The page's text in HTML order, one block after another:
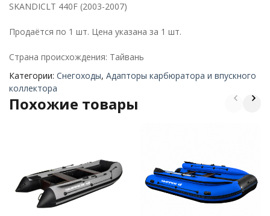
SKANDICLT 440F (2003-2007)
Продаётся по 1 шт. Цена указана за 1 шт.
Страна происхождения: Тайвань
Категории: Снегоходы, Адапторы карбюратора и впускного
коллектора
Похожие товары